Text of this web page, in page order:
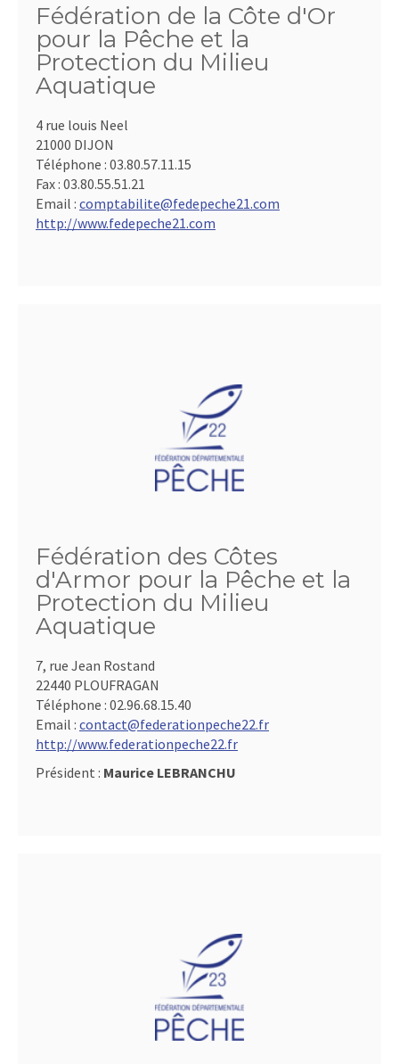
Fédération de la Côte d'Or
pour la Pêche et la
Protection du Milieu
Aquatique
4 rue louis Neel
21000 DIJON
Téléphone : 03.80.57.11.15
Fax : 03.80.55.51.21
Email : comptabilite@fedepeche21.com
http://www.fedepeche21.com
Fédération des Côtes
d'Armor pour la Pêche et la
Protection du Milieu
Aquatique
7, rue Jean Rostand
22440 PLOUFRAGAN
Téléphone : 02.96.68.15.40
Email : contact@federationpeche22.fr
http://www.federationpeche22.fr
Président : Maurice LEBRANCHU